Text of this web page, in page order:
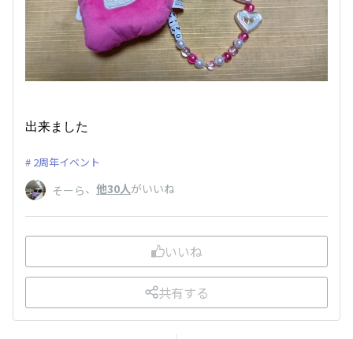
出来ました
2周年イベント
そーら、 他30人がいいね
いいね
共有する